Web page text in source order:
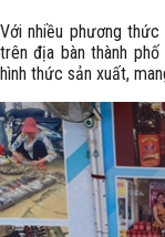
Với nhiều phương
trên địa bàn thành
hình thức sản xuất,